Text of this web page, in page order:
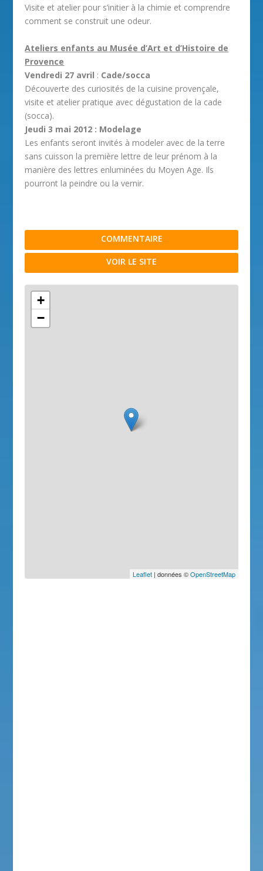
Visite et atelier pour s’initier à la chimie et comprendre
comment se construit une odeur.
Ateliers enfants au Musée d’Art et d’Histoire de
Provence
Vendredi 27 avril : Cade/socca
Découverte des curiosités de la cuisine provençale,
visite et atelier pratique avec dégustation de la cade
(socca).
Jeudi 3 mai 2012 : Modelage
Les enfants seront invités à modeler avec de la terre
sans cuisson la première lettre de leur prénom à la
manière des lettres enluminées du Moyen Age. Ils
pourront la peindre ou la vernir.
COMMENTAIRE
VOIR LE SITE
+
−
Leaflet| données ©OpenStreetMap